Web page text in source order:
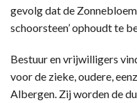
gevolg dat de
schoorsteen’ ophoudt te
Bestuur en vrijwilligers
voor de zieke, oudere,
Albergen. Zij worden de